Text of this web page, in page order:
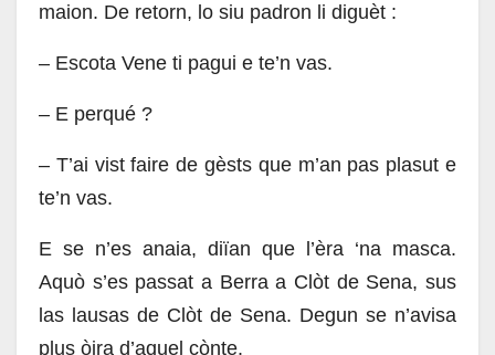
maion. De retorn, lo siu padron li diguèt :
– Escota Vene ti pagui e te’n vas.
– E perqué ?
– T’ai vist faire de gèsts que m’an pas plasut e
te’n vas.
E se n’es anaia, diïan que l’èra ‘na masca.
Aquò s’es passat a Berra a Clòt de Sena, sus
las lausas de Clòt de Sena. Degun se n’avisa
plus òira d’aquel cònte.